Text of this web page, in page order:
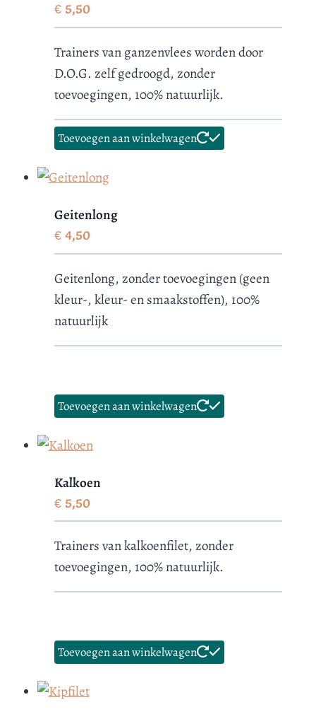
€5,50
Trainers van ganzenvlees worden door
D.O.G. zelf gedroogd, zonder
toevoegingen, 100% natuurlijk.
Toevoegen aan winkelwagen
Geitenlong
€4,50
Geitenlong, zonder toevoegingen (geen
kleur-, kleur- en smaakstoffen), 100%
natuurlijk
Toevoegen aan winkelwagen
Kalkoen
€5,50
Trainers van kalkoenfilet, zonder
toevoegingen, 100% natuurlijk.
Toevoegen aan winkelwagen